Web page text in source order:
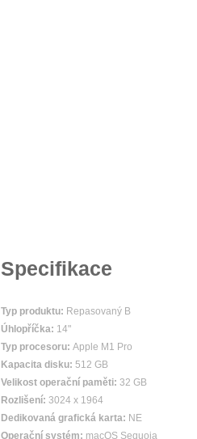
Specifikace
Typ produktu: Repasovaný B
Úhlopříčka: 14"
Typ procesoru: Apple M1 Pro
Kapacita disku: 512 GB
Velikost operační paměti: 32 GB
Rozlišení: 3024 x 1964
Dedikovaná grafická karta: NE
Operační systém: macOS Sequoia